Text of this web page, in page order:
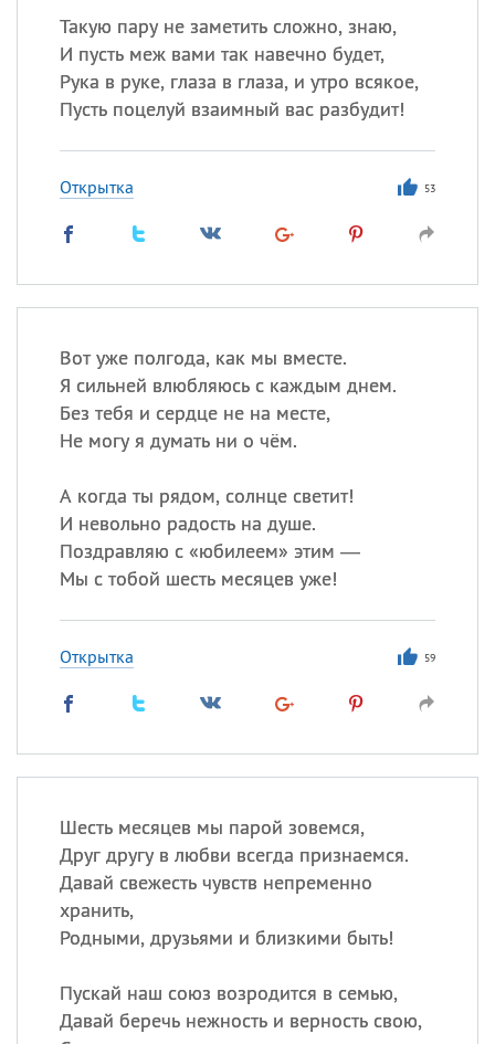
Такую пару не заметить сложно, знаю,
И пусть меж вами так навечно будет,
Рука в руке, глаза в глаза, и утро всякое,
Пусть поцелуй взаимный вас разбудит!
Открытка 53
Вот уже полгода, как мы вместе.
Я сильней влюбляюсь с каждым днем.
Без тебя и сердце не на месте,
Не могу я думать ни о чём.
А когда ты рядом, солнце светит!
И невольно радость на душе.
Поздравляю с «юбилеем» этим —
Мы с тобой шесть месяцев уже!
Открытка 59
Шесть месяцев мы парой зовемся,
Друг другу в любви всегда признаемся.
Давай свежесть чувств непременно
хранить,
Родными, друзьями и близкими быть!
Пускай наш союз возродится в семью,
Давай беречь нежность и верность свою,